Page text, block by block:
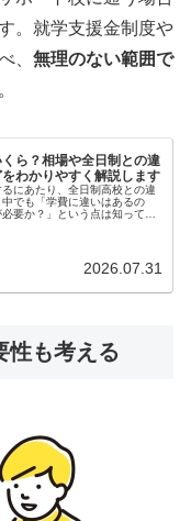
。就学支援金制度や
、 無理のない範囲で
ら？相場や全日制との違
わかりやすく解説します
にあたり、全日制高校との違
でも「学費に違いはあるの
要か？」という点は知ってお
2026.07.31
性も考える